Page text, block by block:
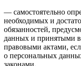
— самостоятельно
необходимых и
обязанностей,
данных и принятыми
правовыми актами,
о персональных
законами.